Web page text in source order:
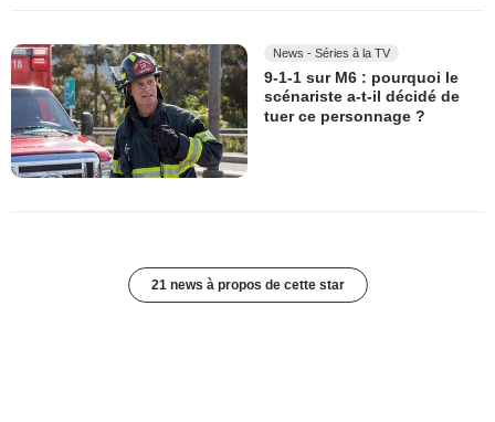
News - Séries à la TV
9-1-1 sur M6 : pourquoi le
scénariste a-t-il décidé de
tuer ce personnage ?
21 news à propos de cette star